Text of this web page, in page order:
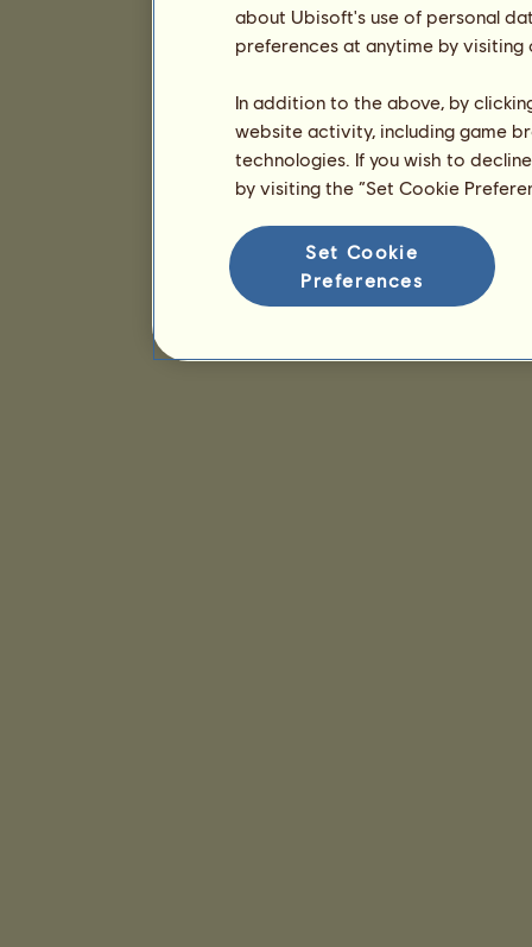
about Ubisoft's use of personal
preferences at anytime by
In addition to the above, by
website activity, including game
technologies. If you wish to
by visiting the “Set Cookie
Set Cookie
Preferences